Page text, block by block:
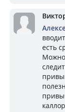
есть
Можно